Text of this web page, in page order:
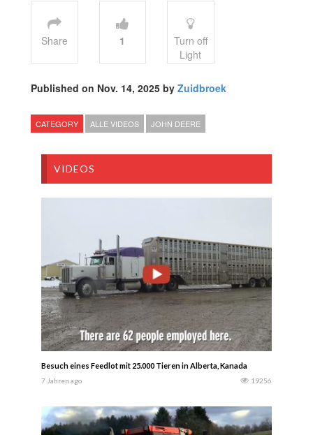
Share 1
Turn off
Light
Published on Nov. 14, 2025 by Zuidbroek
CATEGORY ALLE VIDEOS JOHN DEERE
VIDEOS
Besuch eines Feedlot mit 25.000 Tieren in Alberta, Kanada
7 Jahren ago 19256